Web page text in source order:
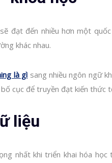
đạt đến nhiều hơn một
khác nhau.
là gì sang nhiều ngôn ngữ
cục để truyền đạt kiến thức
liệu
nhất khi triển khai hóa